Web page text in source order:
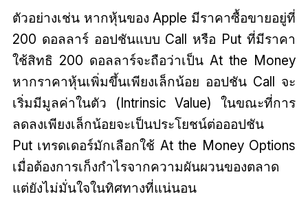
ตัวอย่างเช่น หากหุ้นของ Apple มีราคาซื้อขายอยู่ที่
200 ดอลลาร์ ออปชันแบบ Call หรือ Put ที่มีราคา
ใช้สิทธิ 200 ดอลลาร์จะถือว่าเป็น At the Money
หากราคาหุ้นเพิ่มขึ้นเพียงเล็กน้อย ออปชัน Call จะ
เริ่มมีมูลค่าในตัว (Intrinsic Value) ในขณะที่การ
ลดลงเพียงเล็กน้อยจะเป็นประโยชน์ต่อออปชัน
Put เทรดเดอร์มักเลือกใช้ At the Money Options
เมื่อต้องการเก็งกำไรจากความผันผวนของตลาด
แต่ยังไม่มั่นใจในทิศทางที่แน่นอน